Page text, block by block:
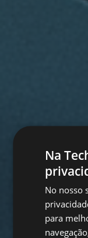
Na
No nosso
para